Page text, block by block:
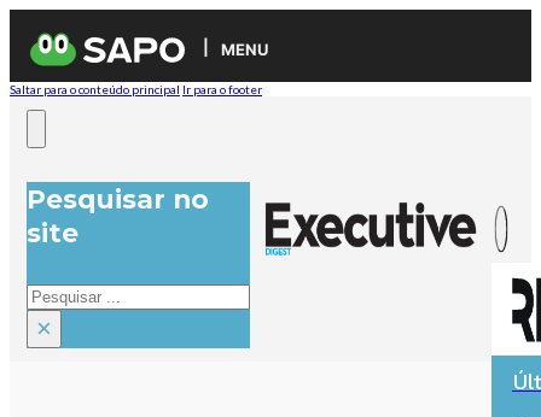
MENU
Saltar para o conteúdo principal Ir para o footer
Pesquisar no
site
Pesquisar
×